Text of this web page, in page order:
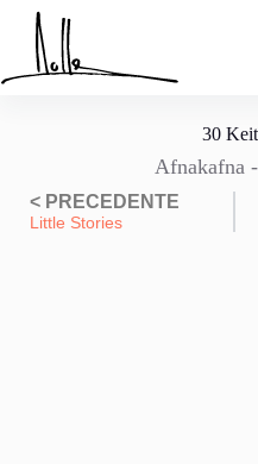
30
Afnakafna
< PRECEDENTE
Little Stories